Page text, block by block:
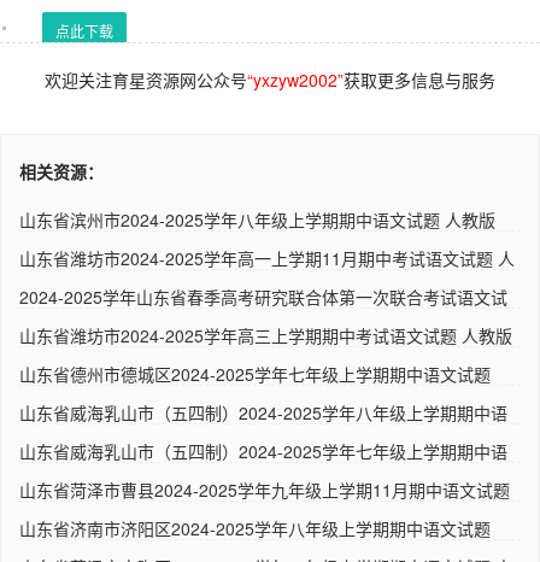
点此下载
欢迎关注育星资源网公众号“yxzyw2002”获取更多信息与服务
相关资源：
山东省滨州市2024-2025学年八年级上学期期中语文试题 人教版
山东省潍坊市2024-2025学年高一上学期11月期中考试语文试题 人
2024-2025学年山东省春季高考研究联合体第一次联合考试语文试
山东省潍坊市2024-2025学年高三上学期期中考试语文试题 人教版
山东省德州市德城区2024-2025学年七年级上学期期中语文试题
山东省威海乳山市（五四制）2024-2025学年八年级上学期期中语
山东省威海乳山市（五四制）2024-2025学年七年级上学期期中语
山东省菏泽市曹县2024-2025学年九年级上学期11月期中语文试题
山东省济南市济阳区2024-2025学年八年级上学期期中语文试题